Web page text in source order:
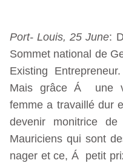
Port- Louis, 25 June:
Sommet national de
Existing
Mais grâce Á une
femme a travaillé dur
devenir monitrice
Mauriciens qui sont
nager et ce, Á petit